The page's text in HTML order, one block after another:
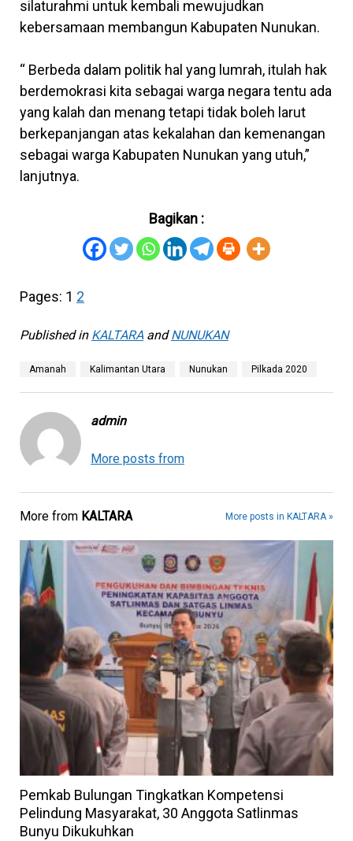
silaturahmi untuk kembali mewujudkan
kebersamaan membangun Kabupaten Nunukan.
“ Berbeda dalam politik hal yang lumrah, itulah hak
berdemokrasi kita sebagai warga negara tentu ada
yang kalah dan menang tetapi tidak boleh larut
berkepanjangan atas kekalahan dan kemenangan
sebagai warga Kabupaten Nunukan yang utuh,”
lanjutnya.
Bagikan :
Pages: 1 2
Published in KALTARAandNUNUKAN
Amanah Kalimantan Utara Nunukan Pilkada 2020
admin
More posts from
More from KALTARA More posts in KALTARA »
Pemkab Bulungan Tingkatkan Kompetensi
Pelindung Masyarakat, 30 Anggota Satlinmas
Bunyu Dikukuhkan